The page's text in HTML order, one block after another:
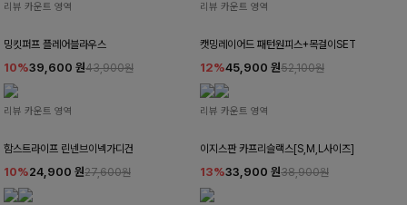
리뷰 카운트 영역 리뷰 카운트 영역
밍킷퍼프 플레어블라우스
10%39,600 원43,900원
리뷰 카운트 영역
캣밍레이어드 패턴원피스+목걸이SET
12%45,900 원52,100원
리뷰 카운트 영역
함스트라이프 린넨브이넥가디건
10%24,900 원27,600원
이지스판 카프리슬랙스[S,M,L사이즈]
13%33,900 원38,900원